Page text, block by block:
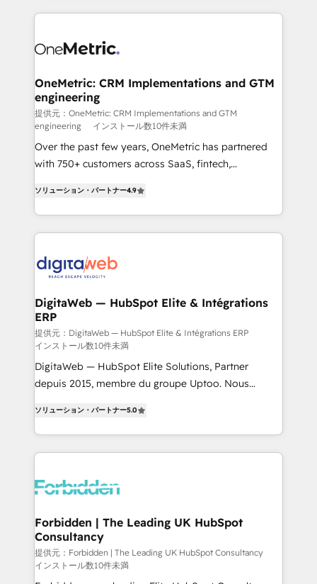
surtout : l'humain qui reste au centre. Parce que la
Stand Out.
and fast growing scale ups including Sony, Rapyd,
Design Automation and Uptive. 📊 RevOps & data
integrations 🤖 AI workflows & enrichment 📘 Team
enablement & company-wide adoption We create
HubSpot environments that teams use with
confidence and that leadership can rely on for
scalable revenue insights.
OneMetric: CRM Implementations and GTM
engineering
提供元：OneMetric: CRM Implementations and GTM
engineering
インストール数10件未満
Over the past few years, OneMetric has partnered
with 750+ customers across SaaS, fintech,
150+ HubSpot-certified experts, we deliver scalable
solutions to complex GTM and RevOps challenges.
Our Expertise 🔹 Onboarding & Implementation:
tailored to your GTM motion. 🔹 Migrations: Move
downtime. 🔹 RevOps Strategy: Align teams,
processes, and data to drive revenue efficiency. 🔹
Integrations: Connect HubSpot with your tech stack
for better adoption. 🔹 Custom Solutions: Build
tailored apps, workflows, and configurations. We are
SOC 2 Type II and ISO 27001 certified, reinforcing
OneMetric that matters most: revenue.
ソリューション・パートナー4.9
DigitaWeb — HubSpot Elite & Intégrations
ERP
提供元：DigitaWeb — HubSpot Elite & Intégrations ERP
インストール数10件未満
DigitaWeb — HubSpot Elite Solutions, Partner
depuis 2015, membre du groupe Uptoo. Nous
Ventes et Service sur HubSpot grâce à la Revenue
Architecture : alignement des équipes, pipeline
prévisible, croissance mesurable. 🔌 Intégrations
Dynamics..), VOIP (Aircall, Ringover, Modjo), Shopify,
Extensions (React), Serverless Node.js, Custom
Objects, thèmes HubL, agents IA & Breeze AI. 🎯
Secteurs : Industrie, Distribution B2B, SaaS, Services
B2B, Immobilier, Viticulture, Finance. 🚀 Nos livrables
ソリューション・パートナー5.0
Forbidden | The Leading UK HubSpot
Consultancy
提供元：Forbidden | The Leading UK HubSpot Consultancy
インストール数10件未満